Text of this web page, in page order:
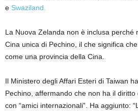
e Swaziland.
La Nuova Zelanda non è inclusa perché
Cina unica di Pechino, il che significa
come una provincia della Cina.
Il Ministero degli Affari Esteri di Taiwan
Pechino, affermando che non ha il
con “amici internazionali”. Ha aggiunto: